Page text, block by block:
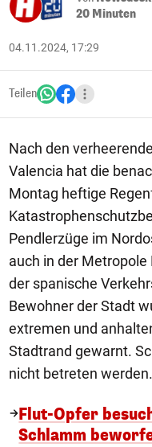
20 Minuten
04.11.2024, 17:29
Teilen
Nach den
Valencia hat die
Montag heftige
Pendlerzüge im
auch in der
der spanische
Bewohner der Stadt
extremen und
Stadtrand gewarnt.
nicht betreten werden.
Flut-Opfer
Schlamm